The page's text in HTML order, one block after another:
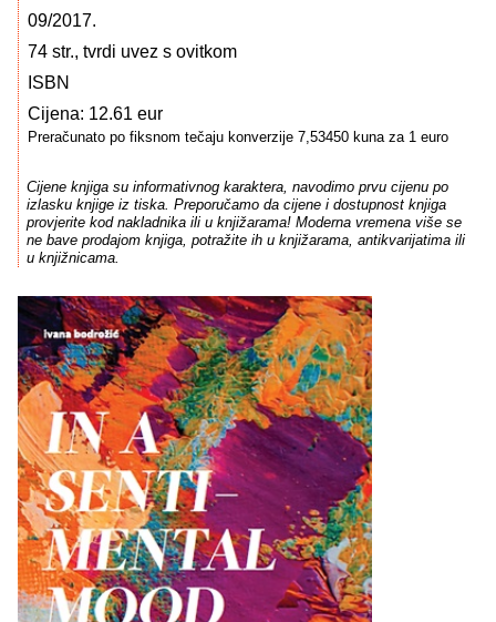
09/2017.
74 str., tvrdi uvez s ovitkom
ISBN
Cijena: 12.61 eur
Preračunato po fiksnom tečaju konverzije 7,53450 kuna za 1 euro
Cijene knjiga su informativnog karaktera, navodimo prvu cijenu po
izlasku knjige iz tiska. Preporučamo da cijene i dostupnost knjiga
provjerite kod nakladnika ili u knjižarama! Moderna vremena više se
ne bave prodajom knjiga, potražite ih u knjižarama, antikvarijatima ili
u knjižnicama.